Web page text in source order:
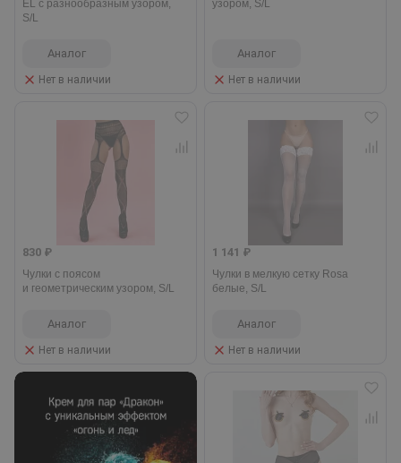
EL с разнообразным узором,
S/L
Аналог
Нет в наличии
узором, S/L
Аналог
Нет в наличии
830 ₽
Чулки с поясом
и геометрическим узором, S/L
Аналог
Нет в наличии
1 141 ₽
Чулки в мелкую сетку Rosa
белые, S/L
Аналог
Нет в наличии